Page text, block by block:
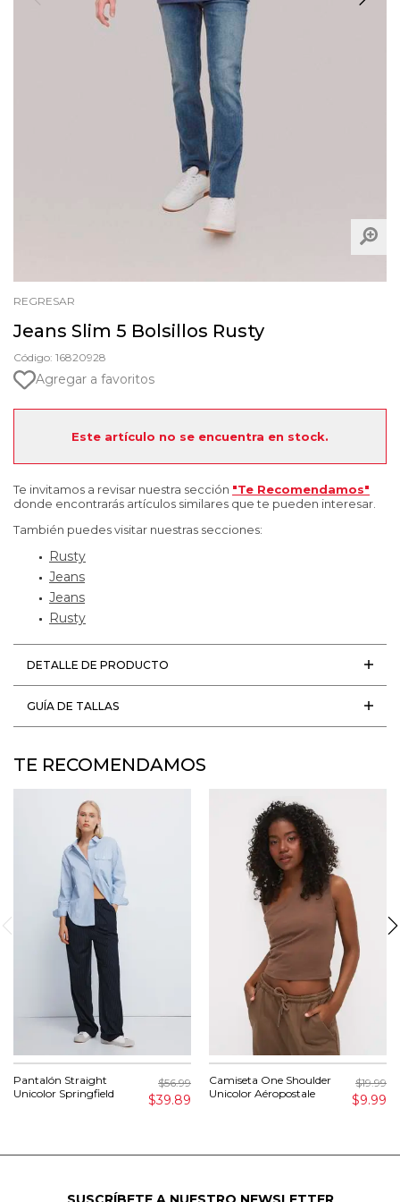
REGRESAR
Jeans Slim 5 Bolsillos Rusty
Código: 16820928
Agregar a favoritos
Este artículo no se encuentra en stock.
Te invitamos a revisar nuestra sección "Te Recomendamos"
donde encontrarás artículos similares que te pueden interesar.
También puedes visitar nuestras secciones:
Rusty
Jeans
Jeans
Rusty
DETALLE DE PRODUCTO
GUÍA DE TALLAS
TE RECOMENDAMOS
Pantalón Straight
Unicolor Springfield
$56.99
$39.89
Camiseta One Shoulder
Unicolor Aéropostale
$19.99
$9.99